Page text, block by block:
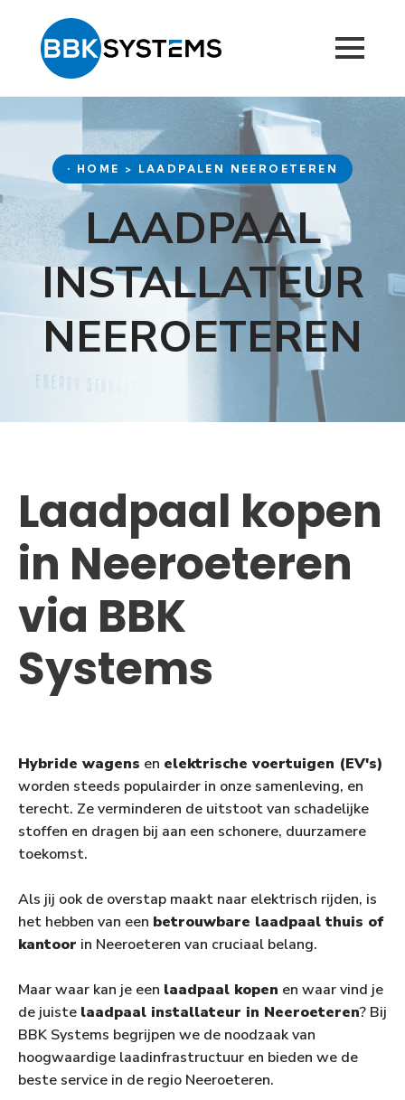
• HOME > LAADPALEN NEEROETEREN
LAADPAAL
INSTALLATEUR
NEEROETEREN
Laadpaal kopen
in Neeroeteren
via BBK
Systems
Hybride wagens en elektrische voertuigen (EV's)
worden steeds populairder in onze samenleving, en
terecht. Ze verminderen de uitstoot van schadelijke
stoffen en dragen bij aan een schonere, duurzamere
toekomst.
Als jij ook de overstap maakt naar elektrisch rijden, is
het hebben van een betrouwbare laadpaal thuis of
kantoor in Neeroeteren van cruciaal belang.
Maar waar kan je een laadpaal kopen en waar vind je
de juiste laadpaal installateur in Neeroeteren? Bij
BBK Systems begrijpen we de noodzaak van
hoogwaardige laadinfrastructuur en bieden we de
beste service in de regio Neeroeteren.